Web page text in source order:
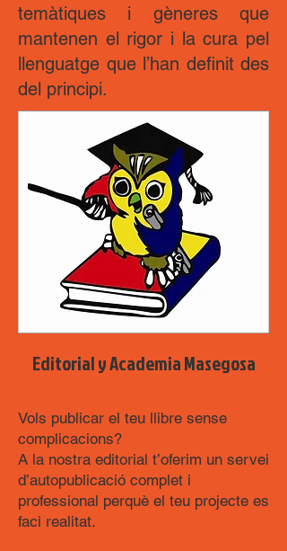
temàtiques i gèneres que
mantenen el rigor i la cura pel
llenguatge que l’han definit des
del principi.
Editorial y Academia Masegosa
Vols publicar el teu llibre sense
complicacions?
A la nostra editorial t’oferim un servei
d’autopublicació complet i
professional perquè el teu projecte es
faci realitat.